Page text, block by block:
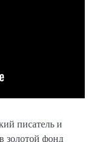
писатель и
золотой фонд